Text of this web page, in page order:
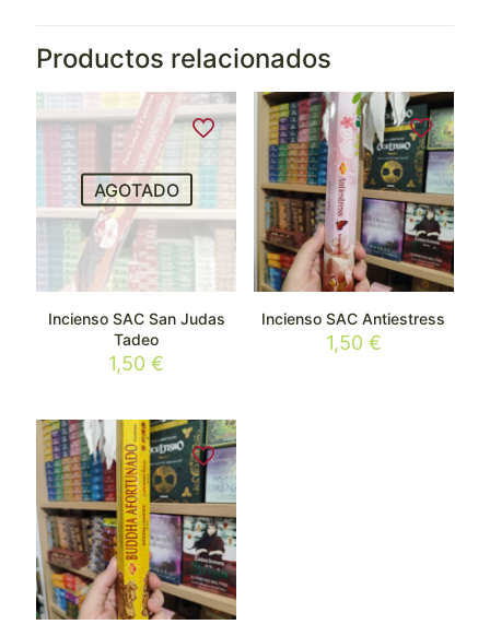
Productos relacionados
AGOTADO
Incienso SAC San Judas
Tadeo
1,50€
Incienso SAC Antiestress
1,50 €